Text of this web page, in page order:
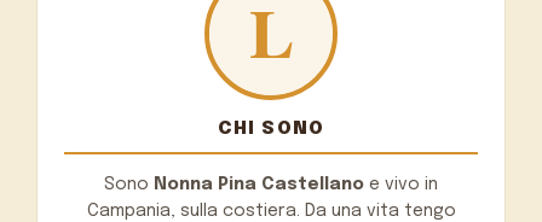
CHI SONO
Sono Nonna Pina Castellano e vivo in
Campania, sulla costiera. Da una vita tengo